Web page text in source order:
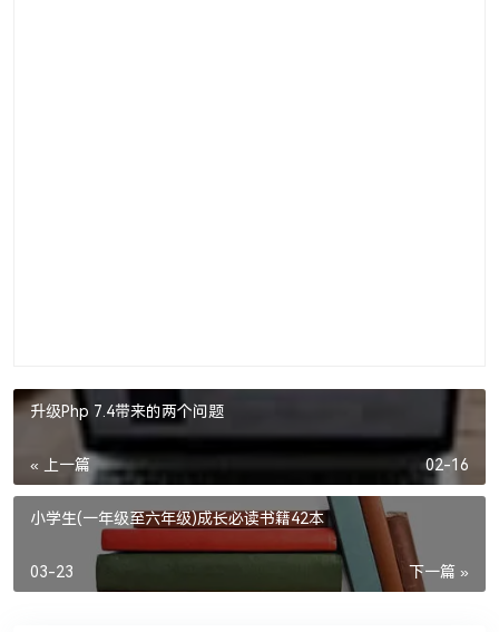
升级Php 7.4带来的两个问题
« 上一篇 02-16
小学生(一年级至六年级)成长必读书籍42本
下一篇 »
03-23